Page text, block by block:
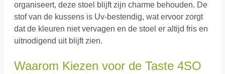
organiseert, deze stoel blijft zijn charme behouden. De
stof van de kussens is Uv-bestendig, wat ervoor zorgt
dat de kleuren niet vervagen en de stoel er altijd fris en
uitnodigend uit blijft zien.
Waarom Kiezen voor de Taste 4SO